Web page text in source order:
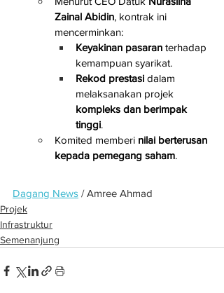
Zainal Abidin, kontrak ini
mencerminkan:
Keyakinan pasaran terhadap
kemampuan syarikat.
Rekod prestasi dalam
melaksanakan projek
kompleks dan berimpak
tinggi.
Komited memberi nilai berterusan
kepada pemegang saham.
Dagang News / Amree Ahmad
Projek
Infrastruktur
Semenanjung